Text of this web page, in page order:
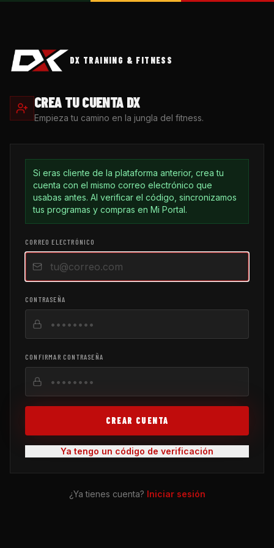
DX TRAINING & FITNESS
CREA TU CUENTA DX
Empieza tu camino en la jungla del fitness.
Si eras cliente de la plataforma anterior, crea tu
cuenta con el mismo correo electrónico que
usabas antes. Al verificar el código, sincronizamos
tus programas y compras en Mi Portal.
CORREO ELECTRÓNICO
CONTRASEÑA
CONFIRMAR CONTRASEÑA
CREAR CUENTA
Ya tengo un código de verificación
¿Ya tienes cuenta? Iniciar sesión